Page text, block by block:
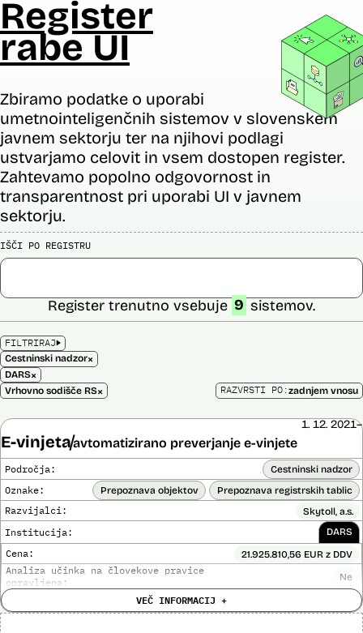
Register
rabe UI
Zbiramo podatke o uporabi
umetnointeligenčnih sistemov v slovenskem
javnem sektorju ter na njihovi podlagi
ustvarjamo celovit in vsem dostopen register.
Zahtevamo popolno odgovornost in
transparentnost pri uporabi UI v javnem
sektorju.
IŠČI PO REGISTRU
FILTRIRAJ
Cestninski nadzor×
DARS×
Vrhovno sodišče RS×
Register trenutno vsebuje 9 sistemov.
RAZVRSTI PO:zadnjem vnosu
E-vinjetaavtomatizirano preverjanje e-vinjete
1. 12. 2021–
Področja: Cestninski nadzor
Oznake: Prepoznava objektov Prepoznava registrskih tablic
Razvijalci: Skytoll, a.s.
Institucija: DARS
Cena: 21.925.810,56 EUR z DDV
Analiza učinka na človekove pravice
opravljena:
Ne
Analiza učinka na osebne podatke opravljena:
VEČ INFORMACIJ +